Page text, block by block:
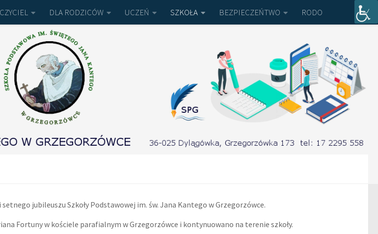
DLA RODZICÓW UCZEŃ SZKOŁA BEZPIECZEŃTWO RODO
jubileuszu Szkoły Podstawowej im. św. Jana Kantego w Grzegorzówce.
Fortuny w kościele parafialnym w Grzegorzówce i kontynuowano na terenie szkoły.